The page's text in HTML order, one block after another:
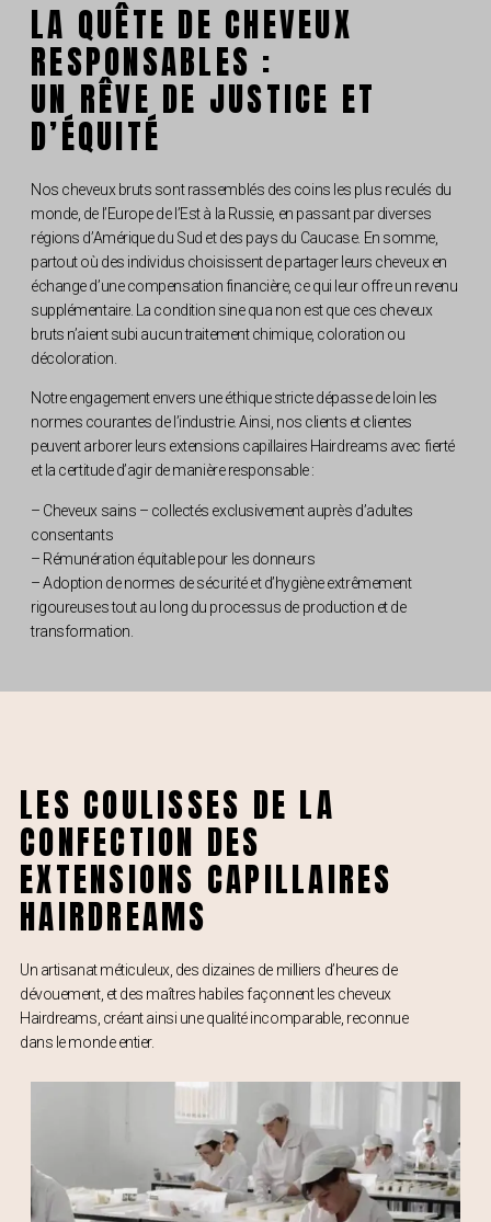
LA QUÊTE DE CHEVEUX
RESPONSABLES :
UN RÊVE DE JUSTICE ET
D’ÉQUITÉ
Nos cheveux bruts sont rassemblés des coins les plus reculés du
monde, de l’Europe de l’Est à la Russie, en passant par diverses
régions d’Amérique du Sud et des pays du Caucase. En somme,
partout où des individus choisissent de partager leurs cheveux en
échange d’une compensation financière, ce qui leur offre un revenu
supplémentaire. La condition sine qua non est que ces cheveux
bruts n’aient subi aucun traitement chimique, coloration ou
décoloration.
Notre engagement envers une éthique stricte dépasse de loin les
normes courantes de l’industrie. Ainsi, nos clients et clientes
peuvent arborer leurs extensions capillaires Hairdreams avec fierté
et la certitude d’agir de manière responsable :
– Cheveux sains – collectés exclusivement auprès d’adultes
consentants
– Rémunération équitable pour les donneurs
– Adoption de normes de sécurité et d’hygiène extrêmement
rigoureuses tout au long du processus de production et de
transformation.
LES COULISSES DE LA
CONFECTION DES
EXTENSIONS CAPILLAIRES
HAIRDREAMS
Un artisanat méticuleux, des dizaines de milliers d’heures de
dévouement, et des maîtres habiles façonnent les cheveux
Hairdreams, créant ainsi une qualité incomparable, reconnue
dans le monde entier.